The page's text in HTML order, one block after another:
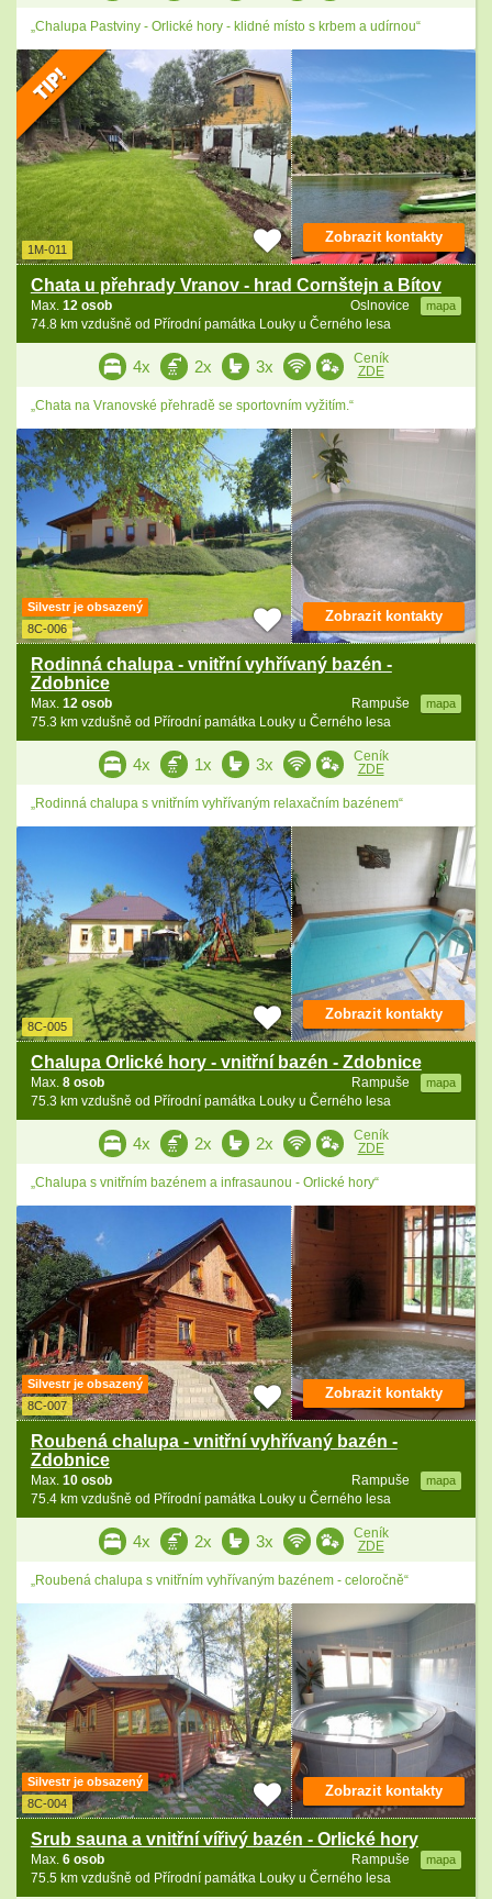
„Chalupa Pastviny - Orlické hory - klidné místo s krbem a udírnou“
1M-011
Chata u přehrady Vranov - hrad Cornštejn a Bítov
Oslnovice mapa
Max. 12 osob
74.8 km vzdušně od Přírodní památka Louky u Černého lesa
Zobrazit kontakty
4x 2x 3x
Ceník
ZDE
„Chata na Vranovské přehradě se sportovním vyžitím.“
Silvestr je obsazený
8C-006
Rodinná chalupa - vnitřní vyhřívaný bazén -
Zdobnice
Rampuše mapa
Max. 12 osob
75.3 km vzdušně od Přírodní památka Louky u Černého lesa
Zobrazit kontakty
4x 1x 3x
Ceník
ZDE
„Rodinná chalupa s vnitřním vyhřívaným relaxačním bazénem“
8C-005
Chalupa Orlické hory - vnitřní bazén - Zdobnice
Rampuše mapa
Max. 8 osob
75.3 km vzdušně od Přírodní památka Louky u Černého lesa
Zobrazit kontakty
4x 2x 2x
Ceník
ZDE
„Chalupa s vnitřním bazénem a infrasaunou - Orlické hory“
Silvestr je obsazený
8C-007
Roubená chalupa - vnitřní vyhřívaný bazén -
Zdobnice
Rampuše mapa
Max. 10 osob
75.4 km vzdušně od Přírodní památka Louky u Černého lesa
Zobrazit kontakty
4x 2x 3x
Ceník
ZDE
„Roubená chalupa s vnitřním vyhřívaným bazénem - celoročně“
Silvestr je obsazený
8C-004
Srub sauna a vnitřní vířivý bazén - Orlické hory
Rampuše mapa
Max. 6 osob
75.5 km vzdušně od Přírodní památka Louky u Černého lesa
Zobrazit kontakty